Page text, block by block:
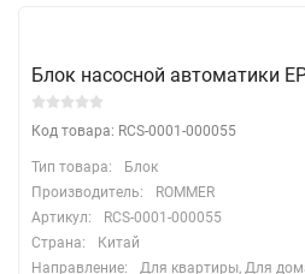
Блок насосной автоматики
Код товара: RCS-0001-000055
Тип товара:
Блок
Производитель:
ROMMER
Артикул:
RCS-0001-000055
Страна:
Китай
Направление:
Для квартиры, Для